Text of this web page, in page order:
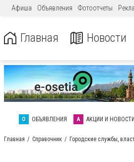
Афиша Объявления Фотоотчеты
Главная Новости
О ОБЪЯВЛЕНИЯ А АКЦИИ И
Главная Справочник Городские службы,